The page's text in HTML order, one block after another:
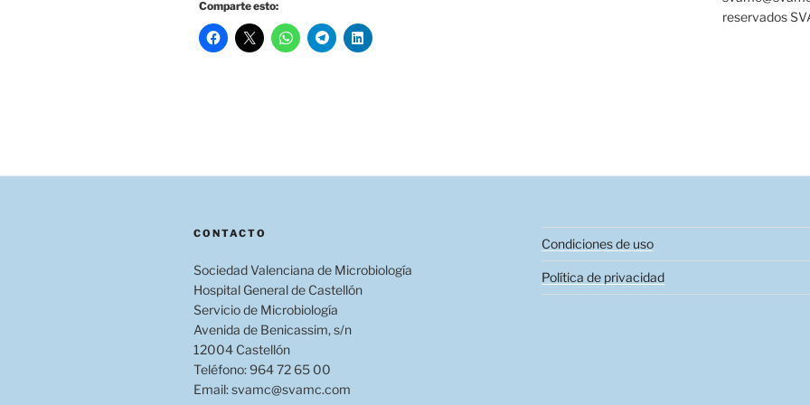
Comparte esto:
reservados
CONTACTO
Sociedad Valenciana de Microbiología
Hospital General de Castellón
Servicio de Microbiología
Avenida de Benicassim, s/n
12004 Castellón
Teléfono: 964 72 65 00
Email: svamc@svamc.com
Condiciones de uso
Política de privacidad